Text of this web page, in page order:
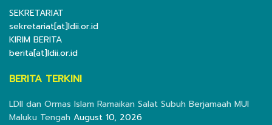
SEKRETARIAT
sekretariat[at]ldii.or.id
KIRIM BERITA
berita[at]ldii.or.id
BERITA TERKINI
LDII dan Ormas Islam Ramaikan Salat Subuh Berjamaah MUI
Maluku Tengah August 10, 2026